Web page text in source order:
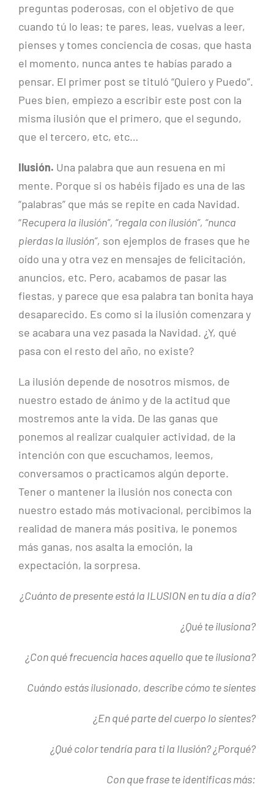
preguntas poderosas, con el objetivo de que
cuando tú lo leas; te pares, leas, vuelvas a leer,
pienses y tomes conciencia de cosas, que hasta
el momento, nunca antes te habías parado a
pensar. El primer post se tituló “Quiero y Puedo”.
Pues bien, empiezo a escribir este post con la
misma ilusión que el primero, que el segundo,
que el tercero, etc, etc…
Ilusión. Una palabra que aun resuena en mi
mente. Porque si os habéis fijado es una de las
“palabras” que más se repite en cada Navidad.
“Recupera la ilusión”, “regala con ilusión”, “nunca
pierdas la ilusión”, son ejemplos de frases que he
oído una y otra vez en mensajes de felicitación,
anuncios, etc. Pero, acabamos de pasar las
fiestas, y parece que esa palabra tan bonita haya
desaparecido. Es como si la ilusión comenzara y
se acabara una vez pasada la Navidad. ¿Y, qué
pasa con el resto del año, no existe?
La ilusión depende de nosotros mismos, de
nuestro estado de ánimo y de la actitud que
mostremos ante la vida. De las ganas que
ponemos al realizar cualquier actividad, de la
intención con que escuchamos, leemos,
conversamos o practicamos algún deporte.
Tener o mantener la ilusión nos conecta con
nuestro estado más motivacional, percibimos la
realidad de manera más positiva, le ponemos
más ganas, nos asalta la emoción, la
expectación, la sorpresa.
¿Cuánto de presente está la ILUSION en tu día a día?
¿Qué te ilusiona?
¿Con qué frecuencia haces aquello que te ilusiona?
Cuándo estás ilusionado, describe cómo te sientes
¿En qué parte del cuerpo lo sientes?
¿Qué color tendría para ti la Ilusión? ¿Porqué?
Con que frase te identificas más: